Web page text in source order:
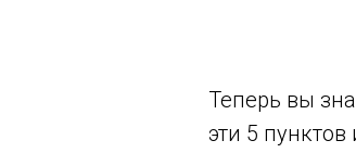
Теперь вы
эти 5